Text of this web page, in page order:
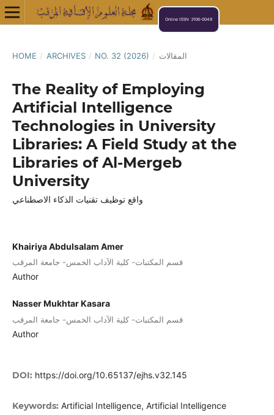
Online ISSN: 3106-0048
HOME / ARCHIVES / NO. 32 (2026) / المقالات
The Reality of Employing
Artificial Intelligence
Technologies in University
Libraries: A Field Study at the
Libraries of Al-Mergeb
University
واقع توظيف تقنيات الذكاء الاصطناعي
Khairiya Abdulsalam Amer
قسم المكتبات- كلية الآداب الخمس- جامعة المرقب
Author
Nasser Mukhtar Kasara
قسم المكتبات- كلية الآداب الخمس- جامعة المرقب
Author
DOI: https://doi.org/10.65137/ejhs.v32.145
Keywords: Artificial Intelligence, Artificial Intelligence